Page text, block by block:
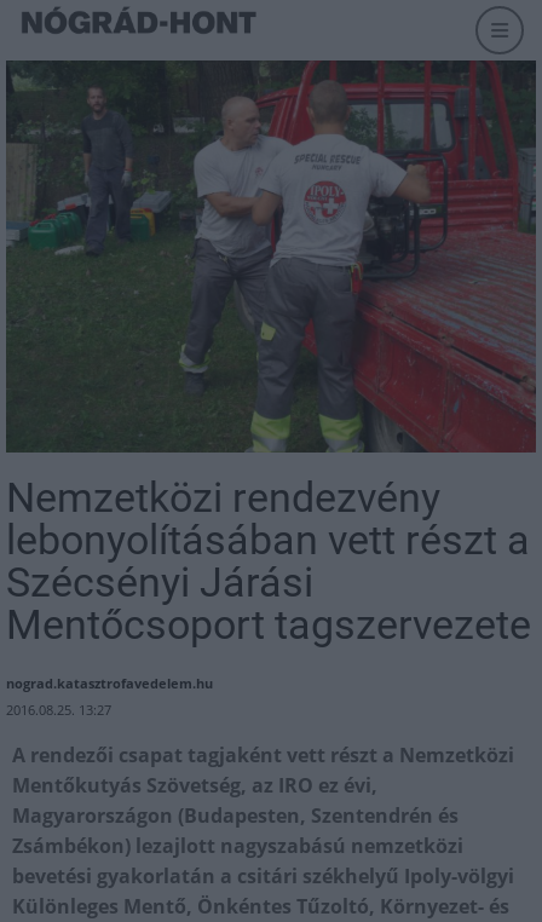
Nemzetközi rendezvény
lebonyolításában vett részt a
Szécsényi Járási
Mentőcsoport tagszervezete
nograd.katasztrofavedelem.hu
2016.08.25. 13:27
A rendezői csapat tagjaként vett részt a Nemzetközi
Mentőkutyás Szövetség, az IRO ez évi,
Magyarországon (Budapesten, Szentendrén és
Zsámbékon) lezajlott nagyszabású nemzetközi
bevetési gyakorlatán a csitári székhelyű Ipoly-völgyi
Különleges Mentő, Önkéntes Tűzoltó, Környezet- és